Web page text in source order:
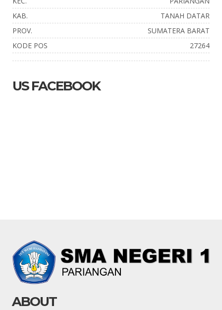
KAB.
TANAH DATAR
PROV.
SUMATERA BARAT
KODE POS
27264
US FACEBOOK
ABOUT